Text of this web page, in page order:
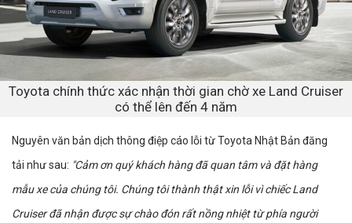
Toyota chính thức xác nhận thời gian chờ xe Land Cruiser
có thể lên đến 4 năm
Nguyên văn bản dịch thông điệp cáo lỗi từ Toyota Nhật Bản đăng
tải như sau: "Cảm ơn quý khách hàng đã quan tâm và đặt hàng
mẫu xe của chúng tôi. Chúng tôi thành thật xin lỗi vì chiếc Land
Cruiser đã nhận được sự chào đón rất nồng nhiệt từ phía người